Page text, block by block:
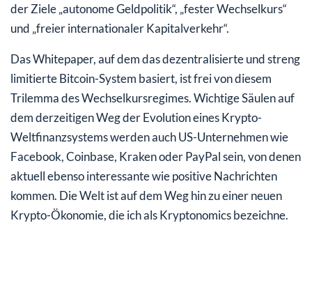
der Ziele „autonome Geldpolitik“, „fester Wechselkurs“
und „freier internationaler Kapitalverkehr“.
Das Whitepaper, auf dem das dezentralisierte und streng
limitierte Bitcoin-System basiert, ist frei von diesem
Trilemma des Wechselkursregimes. Wichtige Säulen auf
dem derzeitigen Weg der Evolution eines Krypto-
Weltfinanzsystems werden auch US-Unternehmen wie
Facebook, Coinbase, Kraken oder PayPal sein, von denen
aktuell ebenso interessante wie positive Nachrichten
kommen. Die Welt ist auf dem Weg hin zu einer neuen
Krypto-Ökonomie, die ich als Kryptonomics bezeichne.